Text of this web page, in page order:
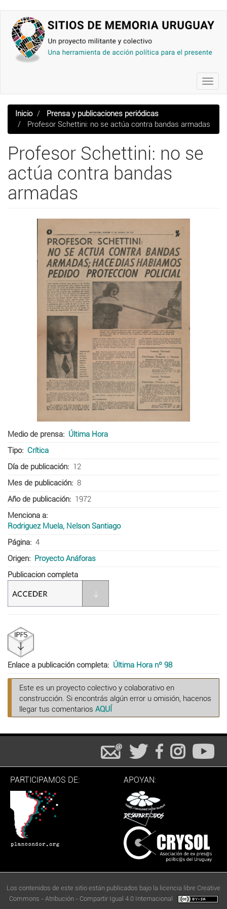
contenido
principal
Inicio
Prensa y publicaciones periódicas
Profesor Schettini: no se actúa contra bandas armadas
Profesor Schettini: no se
actúa contra bandas
armadas
Medio de prensa
Última Hora
Tipo
Crítica
Día de publicación
12
Mes de publicación
8
Año de publicación
1972
Menciona a
Rodriguez Muela, Nelson Santiago
Página
4
Origen
Proyecto Anáforas
Publicacion completa
Enlace a publicación completa Última Hora nº 98
Este es un proyecto colectivo y colaborativo en
construcción. Si encontrás algún error u omisión, hacenos
llegar tus comentarios AQUÍ
PARTICIPAMOS DE: APOYAN:
Los contenidos de este sitio están publicados bajo la licencia libre Creative
Commons - Atribución - Compartir Igual 4.0 Internacional